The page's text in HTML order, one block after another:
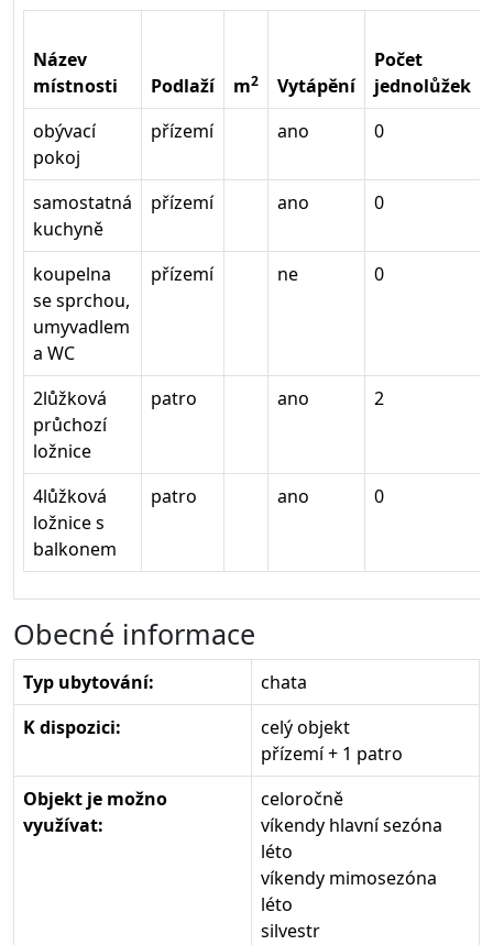
Název
místnosti
Podlaží m2 Vytápění
Počet
jednolůžek
obývací
pokoj
přízemí ano 0
samostatná
kuchyně
přízemí ano 0
koupelna
se sprchou,
umyvadlem
a WC
přízemí ne 0
2lůžková
průchozí
ložnice
patro ano 2
4lůžková
ložnice s
balkonem
patro ano 0
Obecné informace
Typ ubytování:
chata
K dispozici:
celý objekt
přízemí + 1 patro
Objekt je možno
využívat:
celoročně
víkendy hlavní sezóna
léto
víkendy mimosezóna
léto
silvestr